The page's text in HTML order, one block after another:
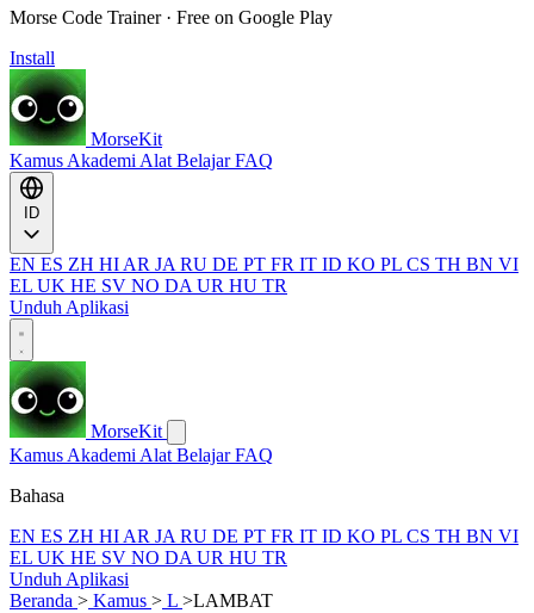
Morse Code Trainer · Free on Google Play
Install
MorseKit
Kamus Akademi Alat BelajarFAQ
EN ES ZH HI AR JA RU DE PT FR IT ID KO PL CS TH BN VI
EL UK HE SV NO DA UR HU TR
Unduh Aplikasi
MorseKit
Kamus Akademi Alat BelajarFAQ
Bahasa
EN ES ZH HI AR JA RU DE PT FR IT ID KO PL CS TH BN VI
EL UK HE SV NO DA UR HU TR
Unduh Aplikasi
Beranda > Kamus > L >LAMBAT